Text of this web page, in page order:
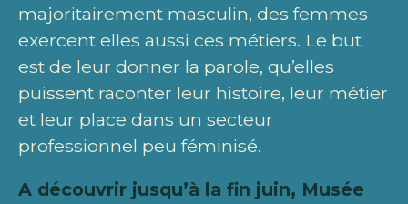
majoritairement masculin, des femmes
exercent elles aussi ces métiers. Le but
est de leur donner la parole, qu’elles
puissent raconter leur histoire, leur métier
et leur place dans un secteur
professionnel peu féminisé.
A découvrir jusqu’à la fin juin, Musée